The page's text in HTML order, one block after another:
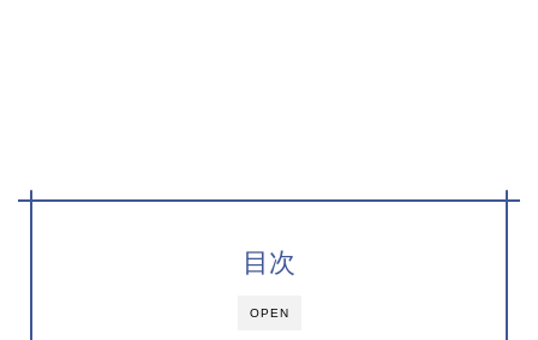
OPEN
目次